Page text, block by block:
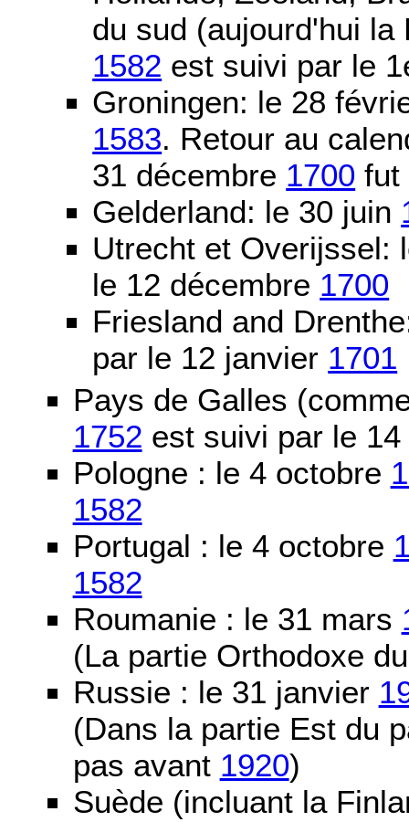
du sud (aujourd'hui la
1582 est suivi par le
Groningen: le 28
1583. Retour au
31 décembre 1700 fut
Gelderland: le 30 juin
Utrecht et Overijssel:
le 12 décembre 1700
Friesland and
par le 12 janvier 1701
Pays de Galles
1752 est suivi par le
Pologne : le 4 octobre
1582
Portugal : le 4 octobre
1582
Roumanie : le 31 mars
(La partie Orthodoxe
Russie : le 31 janvier
(Dans la partie Est du
pas avant 1920)
Suède (incluant la